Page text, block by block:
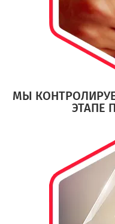
МЫ
ЭТАПЕ